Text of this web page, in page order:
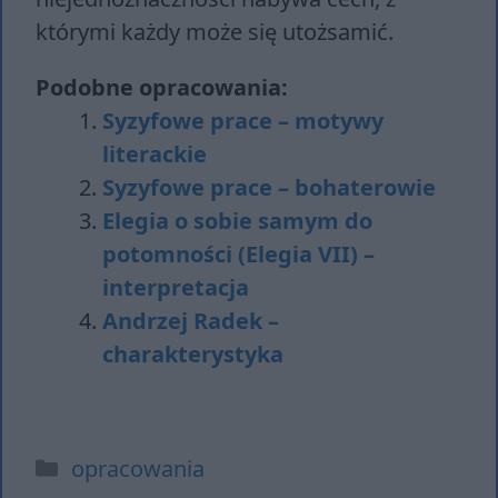
którymi każdy może się utożsamić.
Podobne opracowania:
Syzyfowe prace – motywy
literackie
Syzyfowe prace – bohaterowie
Elegia o sobie samym do
potomności (Elegia VII) –
interpretacja
Andrzej Radek –
charakterystyka
Kategorie
opracowania